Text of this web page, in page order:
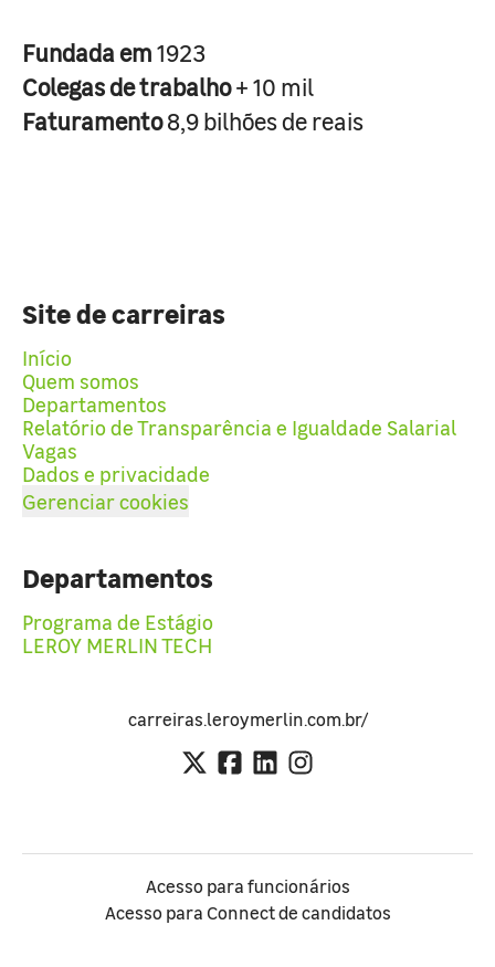
Fundada em1923
Colegas de trabalho+ 10 mil
Faturamento8,9 bilhões de reais
Site de carreiras
Início
Quem somos
Departamentos
Relatório de Transparência e Igualdade Salarial
Vagas
Dados e privacidade
Gerenciar cookies
Departamentos
Programa de Estágio
LEROY MERLIN TECH
carreiras.leroymerlin.com.br/
Acesso para funcionários
Acesso para Connect de candidatos